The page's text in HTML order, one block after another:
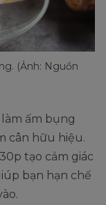
(Ảnh: Nguồn
ấm bụng
cân hữu hiệu.
tạo cảm giác
bạn hạn chế